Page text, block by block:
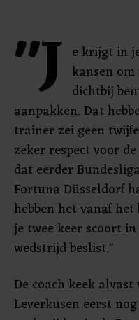
"J e krijgt in
kansen
dichtbij
aanpakken. Dat
trainer zei geen
zeker respect voor
dat eerder
Fortuna Düsseldorf
hebben het vanaf
je twee keer scoort
wedstrijd beslist."
De coach keek
Leverkusen eerst